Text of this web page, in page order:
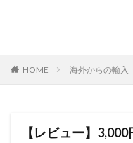
HOME 海外からの輸入
【レビュー】